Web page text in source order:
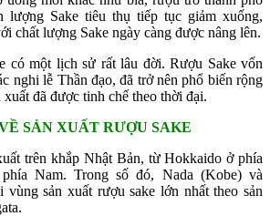
lượng Sake tiêu thụ tiếp tục giảm xuống,
chất lượng Sake ngày càng được nâng lên.
có một lịch sử rất lâu đời. Rượu Sake vốn
nghi lễ Thần đạo, đã trở nên phổ biến rộng
đã được tinh chế theo thời đại.
SẢN XUẤT RƯỢU SAKE
trên khắp Nhật Bản, từ Hokkaido ở phía
Nam. Trong số đó, Nada (Kobe) và
sản xuất rượu sake lớn nhất theo sản